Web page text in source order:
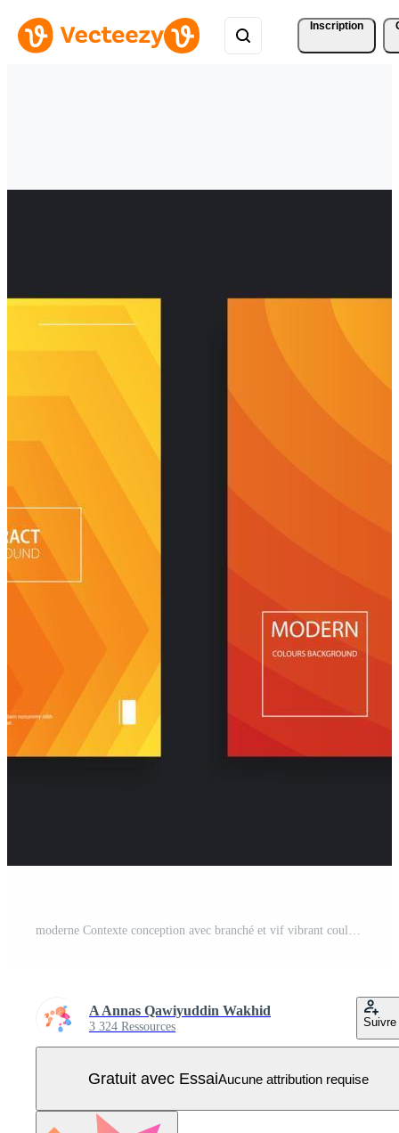
Inscription
moderne Contexte conception avec branché et vif vibrant couleur. bleu vert rouge Orange Jaune placard affiche vecteur couverture modèle Vecteur Pro
A Annas Qawiyuddin Wakhid
3 324 Ressources Suivre
Gratuit avec EssaiAucune attribution requise